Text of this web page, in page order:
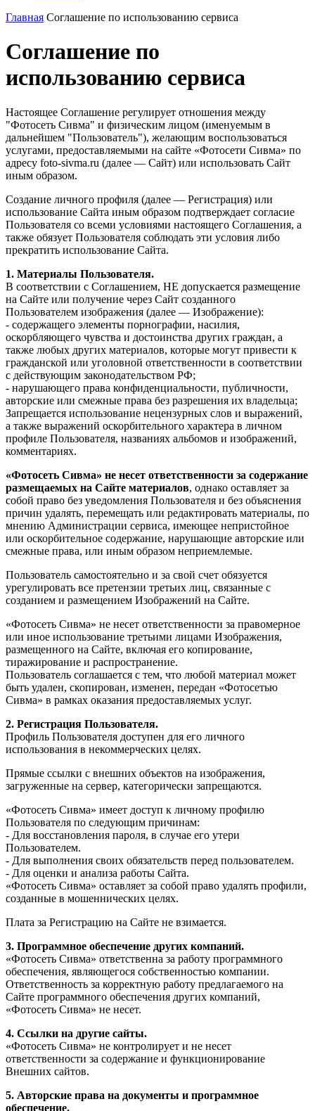
Главная Соглашение по использованию сервиса
Соглашение по
использованию сервиса
Настоящее Соглашение регулирует отношения между
"Фотосеть Сивма" и физическим лицом (именуемым в
дальнейшем "Пользователь"), желающим воспользоваться
услугами, предоставляемыми на сайте «Фотосети Сивма» по
адресу foto-sivma.ru (далее — Сайт) или использовать Сайт
иным образом.
Создание личного профиля (далее — Регистрация) или
использование Сайта иным образом подтверждает согласие
Пользователя со всеми условиями настоящего Соглашения, а
также обязует Пользователя соблюдать эти условия либо
прекратить использование Сайта.
1. Материалы Пользователя.
В соответствии с Соглашением, НЕ допускается размещение
на Сайте или получение через Сайт созданного
Пользователем изображения (далее — Изображение):
- содержащего элементы порнографии, насилия,
оскорбляющего чувства и достоинства других граждан, а
также любых других материалов, которые могут привести к
гражданской или уголовной ответственности в соответствии
с действующим законодательством РФ;
- нарушающего права конфиденциальности, публичности,
авторские или смежные права без разрешения их владельца;
Запрещается использование нецензурных слов и выражений,
а также выражений оскорбительного характера в личном
профиле Пользователя, названиях альбомов и изображений,
комментариях.
«Фотосеть Сивма» не несет ответственности за содержание
размещаемых на Сайте материалов, однако оставляет за
собой право без уведомления Пользователя и без объяснения
причин удалять, перемещать или редактировать материалы, по
мнению Администрации сервиса, имеющее непристойное
или оскорбительное содержание, нарушающие авторские или
смежные права, или иным образом неприемлемые.
Пользователь самостоятельно и за свой счет обязуется
урегулировать все претензии третьих лиц, связанные с
созданием и размещением Изображений на Сайте.
«Фотосеть Сивма» не несет ответственности за правомерное
или иное использование третьими лицами Изображения,
размещенного на Сайте, включая его копирование,
тиражирование и распространение.
Пользователь соглашается с тем, что любой материал может
быть удален, скопирован, изменен, передан «Фотосетью
Сивма» в рамках оказания предоставляемых услуг.
2. Регистрация Пользователя.
Профиль Пользователя доступен для его личного
использования в некоммерческих целях.
Прямые ссылки с внешних объектов на изображения,
загруженные на сервер, категорически запрещаются.
«Фотосеть Сивма» имеет доступ к личному профилю
Пользователя по следующим причинам:
- Для восстановления пароля, в случае его утери
Пользователем.
- Для выполнения своих обязательств перед пользователем.
- Для оценки и анализа работы Сайта.
«Фотосеть Сивма» оставляет за собой право удалять профили,
созданные в мошеннических целях.
Плата за Регистрацию на Сайте не взимается.
3. Программное обеспечение других компаний.
«Фотосеть Сивма» ответственна за работу программного
обеспечения, являющегося собственностью компании.
Ответственность за корректную работу предлагаемого на
Сайте программного обеспечения других компаний,
«Фотосеть Сивма» не несет.
4. Ссылки на другие сайты.
«Фотосеть Сивма» не контролирует и не несет
ответственности за содержание и функционирование
Внешних сайтов.
5. Авторские права на документы и программное
обеспечение.